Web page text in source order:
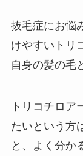
抜毛症にお悩
けやすいトリ
自身の髪の毛
トリコチロア
たいという方
と、よく分か